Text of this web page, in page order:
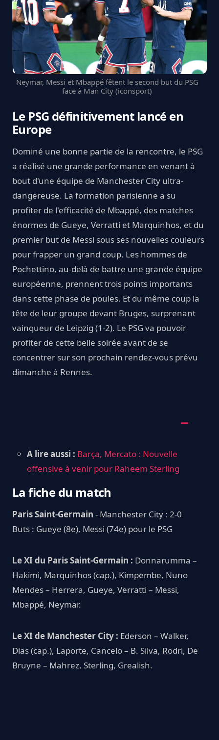
Neymar, Messi et Mbappé fêtent le second but du PSG
face à Man City (iconsport)
Le PSG définitivement lancé en
Europe
Dominé une bonne partie de la rencontre, le PSG
a réalisé une grande performance en venant à
bout d'une équipe de Manchester City ultra-
dangereuse. La formation parisienne a su
profiter de l'efficacité de Mbappé, des matches
énormes de Gueye, Verratti et Marquinhos, et du
premier but de Messi sous ses nouvelles couleurs
pour frapper un grand coup. Les hommes de
Pochettino, au-delà de battre une grande équipe
européenne, prennent trois points importants
dans cette phase de poules. Et du même coup la
tête de leur groupe devant Bruges, surprenant
vainqueur de Leipzig (1-2). Le PSG va pouvoir
profiter de cette belle soirée avant de se
concentrer sur son prochain rendez-vous prévu
dimanche à Rennes.
A lire aussi : Barça, Mercato : Nouvelle
offensive à venir pour Raheem Sterling
La fiche du match
Paris Saint-Germain - Manchester City : 2-0
Buts : Gueye (8e), Messi (74e) pour le PSG
Le XI du Paris Saint-Germain : Donnarumma –
Hakimi, Marquinhos (cap.), Kimpembe, Nuno
Mendes – Herrera, Gueye, Verratti – Messi,
Mbappé, Neymar.
Le XI de Manchester City : Ederson – Walker,
Dias (cap.), Laporte, Cancelo – B. Silva, Rodri, De
Bruyne – Mahrez, Sterling, Grealish.